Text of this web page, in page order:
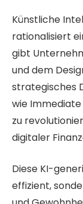
Künstliche
rationalisiert
gibt
und dem
strategisches
wie
zu
digitaler
Diese KI-
effizient,